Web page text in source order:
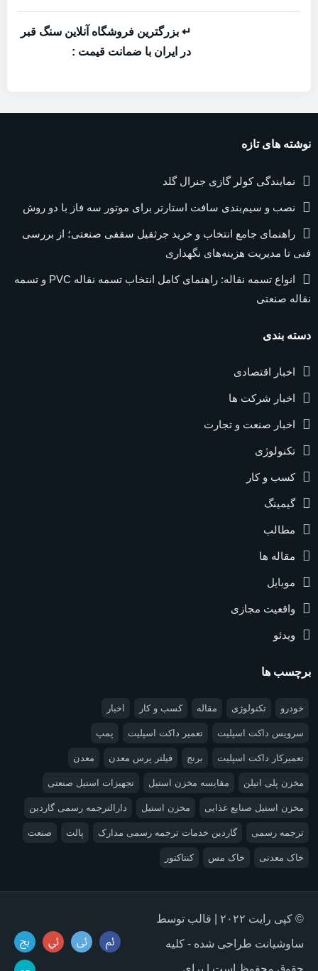
↵ بزرگترین فروشگاه آنلاین سنگ قبر
در ایران با ضمانت قیمت :
نوشته های تازه
نمایندگی کولر گازی جنرال گلد
نصب و سیم‌بندی سافت استارتر برای موتور سه فاز با دو روش
راهنمای جامع انتخاب و خرید جرثقیل سقفی صنعتی؛ از بررسی
فنی تا مدیریت هزینه‌های نگهداری
انواع تسمه نقاله: راهنمای کامل انتخاب تسمه نقاله PVC و تسمه
نقاله صنعتی
دسته بندی
اخبار اقتصادی
اخبار شرکت ها
اخبار صنعت و تجارت
تکنولوژی
کسب و کار
گیمینگ
مطالب
مقاله ها
موبایل
واقعیت مجازی
ویدئو
برچسب ها
خودرو تکنولوژی مقاله کسب و کار اخبار
سرویس داکت اسپلیت تعمیر داکت اسپلیت پمپ
تعمیرکار داکت اسپلیت برنج فیلتر پرس معدن معدن
مخزن پلی اتیلن مقایسه مخزن استیل تجهیزات استیل صنعتی
مخزن استیل صنایع غذایی مخزن استیل دارالترجمه رسمی گاردین
ترجمه رسمی گاردین خدمات ترجمه رسمی مدارک پالت صنعت
خاک معدنی خاک مس کنتاکتور
© کپی رایت ۲۰۲۲ | قالب توسط
ساوشیانت طراحی شده - کلیه
حقوق محفوظ است | برای